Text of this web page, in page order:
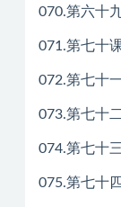
070.第六十
071.第七十
072.第七十
073.第七十
074.第七十
075.第七十